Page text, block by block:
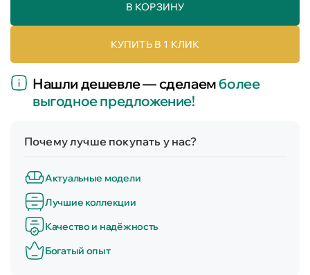
В КОРЗИНУ
КУПИТЬ В 1 КЛИК
Нашли дешевле — сделаемболее
выгодное предложение!
Почему лучше покупать у нас?
Актуальные модели
Лучшие коллекции
Качество и надёжность
Богатый опыт